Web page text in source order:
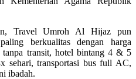
Travel Umroh Al Hijaz pun
berkualitas dengan harga
tanpa transit, hotel bintang 4 & 5
sehari, transportasi bus full AC,
ibadah.